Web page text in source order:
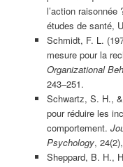
l’action
études de santé,
Schmidt, F. L.
mesure pour la
Organizational
243–251.
Schwartz, S. H.,
pour réduire les
comportement.
Psychology,
Sheppard, B. H.,